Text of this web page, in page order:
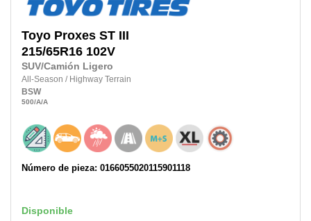
Toyo Proxes ST III
215/65R16 102V
SUV/Camión Ligero
All-Season / Highway Terrain
BSW
500/A/A
Número de pieza: 0166055020115901118
Disponible